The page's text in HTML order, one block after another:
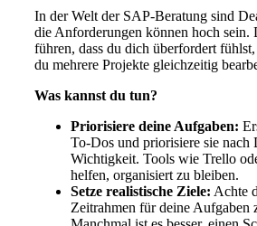
In der Welt der SAP-Beratung sind
die Anforderungen können hoch sein.
führen, dass du dich überfordert
du mehrere Projekte gleichzeitig
Was kannst du tun?
Priorisiere deine Aufgaben:
To-Dos und priorisiere sie
Wichtigkeit. Tools wie Trello
helfen, organisiert zu bleiben.
Setze realistische Ziele: Achte
Zeitrahmen für deine Aufgaben